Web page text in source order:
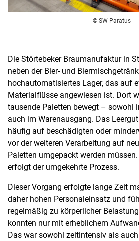
© SW Paratus
Die Störtebeker Braumanufaktur in
neben der Bier- und
hochautomatisiertes Lager, das auf
Materialflüsse angewiesen ist. Dort
tausende Paletten bewegt – sowohl
auch im Warenausgang. Das
häufig auf beschädigten oder
vor der weiteren Verarbeitung auf
Paletten umgepackt werden
erfolgt der umgekehrte Prozess.
Dieser Vorgang erfolgte lange Zeit
daher hohen Personaleinsatz und
regelmäßig zu körperlicher
konnten nur mit erheblichem
Das war sowohl zeitintensiv als